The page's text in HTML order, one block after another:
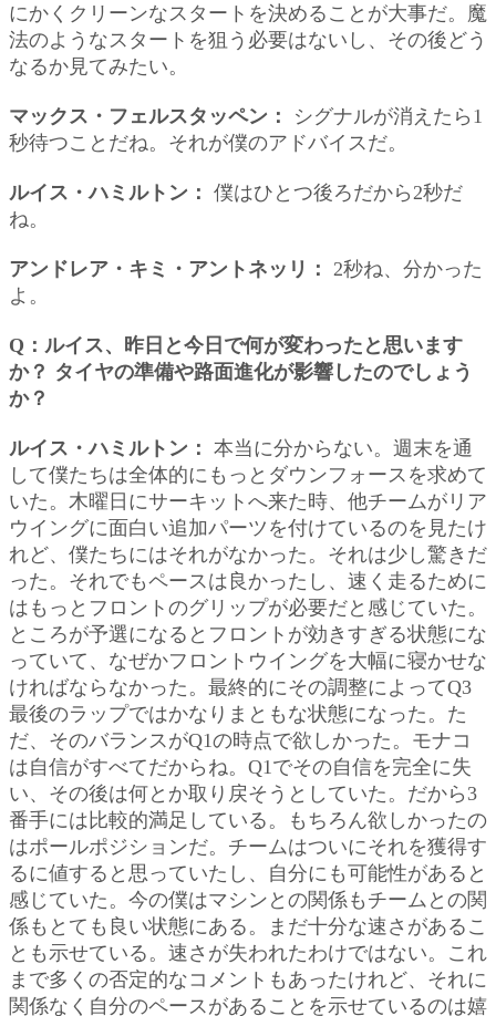
にかくクリーンなスタートを決めることが大事だ。魔
法のようなスタートを狙う必要はないし、その後どう
なるか見てみたい。
マックス・フェルスタッペン：
シグナルが消えたら1
秒待つことだね。それが僕のアドバイスだ。
ルイス・ハミルトン： 僕はひとつ後ろだから2秒だ
ね。
アンドレア・キミ・アントネッリ：
2秒ね、分かった
よ。
Q：ルイス、昨日と今日で何が変わったと思います
か？ タイヤの準備や路面進化が影響したのでしょう
か？
ルイス・ハミルトン： 本当に分からない。週末を通
して僕たちは全体的にもっとダウンフォースを求めて
いた。木曜日にサーキットへ来た時、他チームがリア
ウイングに面白い追加パーツを付けているのを見たけ
れど、僕たちにはそれがなかった。それは少し驚きだ
った。それでもペースは良かったし、速く走るために
はもっとフロントのグリップが必要だと感じていた。
ところが予選になるとフロントが効きすぎる状態にな
っていて、なぜかフロントウイングを大幅に寝かせな
ければならなかった。最終的にその調整によってQ3
最後のラップではかなりまともな状態になった。た
だ、そのバランスがQ1の時点で欲しかった。モナコ
は自信がすべてだからね。Q1でその自信を完全に失
い、その後は何とか取り戻そうとしていた。だから3
番手には比較的満足している。もちろん欲しかったの
はポールポジションだ。チームはついにそれを獲得す
るに値すると思っていたし、自分にも可能性があると
感じていた。今の僕はマシンとの関係もチームとの関
係もとても良い状態にある。まだ十分な速さがあるこ
とも示せている。速さが失われたわけではない。これ
まで多くの否定的なコメントもあったけれど、それに
関係なく自分のペースがあることを示せているのは嬉